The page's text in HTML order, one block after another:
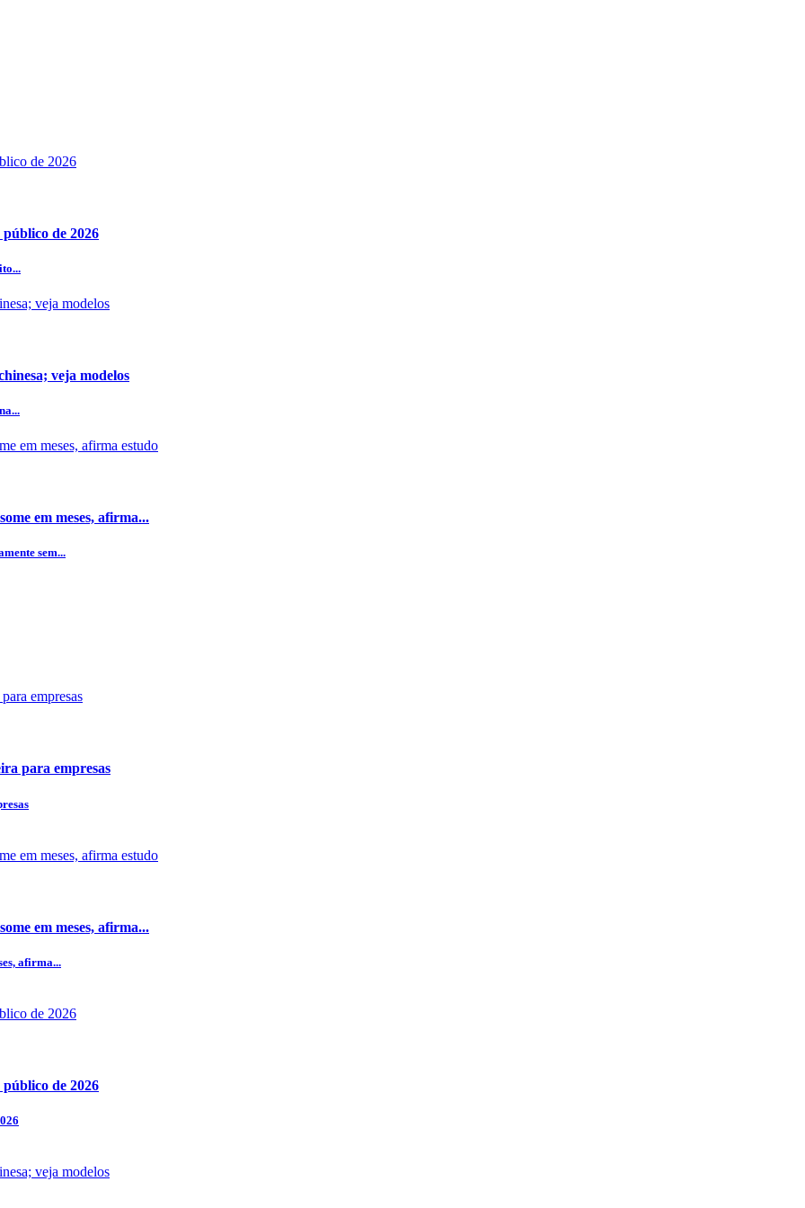
de 2026
veja modelos
em meses, afirma...
sem...
para empresas
em meses, afirma...
afirma...
de 2026